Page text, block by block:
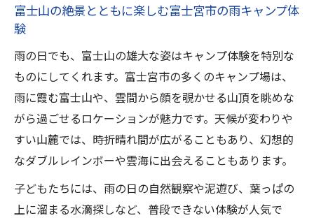
富士山の絶景とともに楽しむ富士宮市の雨キャンプ体
験
雨の日でも、富士山の雄大な姿はキャンプ体験を特別な
ものにしてくれます。富士宮市の多くのキャンプ場は、
雨に霞む富士山や、雲間から顔を覗かせる山頂を眺めな
がら過ごせるロケーションが魅力です。天候が変わりや
すい山麓では、時折晴れ間が広がることもあり、幻想的
なダブルレインボーや雲海に出会えることもあります。
子どもたちには、雨の日の自然観察や泥遊び、葉っぱの
上に溜まる水滴探しなど、普段できない体験が人気で